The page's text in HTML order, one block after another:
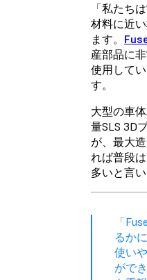
「私たち
材料に近
ます。
産部品に
使用して
す。
大型の車
量SLS 3D
が、最大
れば普段
多いと言い
「
るか
使い
がで